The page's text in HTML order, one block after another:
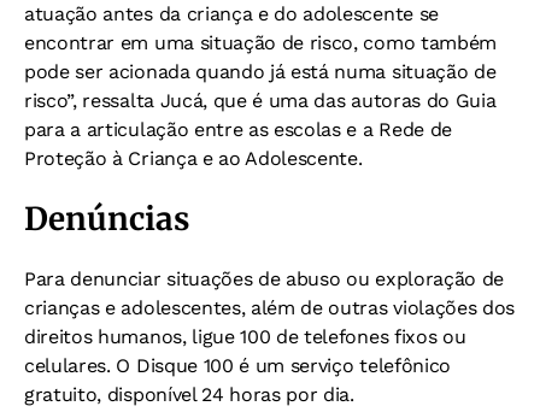
atuação antes da criança e do adolescente se
encontrar em uma situação de risco, como também
pode ser acionada quando já está numa situação de
risco”, ressalta Jucá, que é uma das autoras do Guia
para a articulação entre as escolas e a Rede de
Proteção à Criança e ao Adolescente.
Denúncias
Para denunciar situações de abuso ou exploração de
crianças e adolescentes, além de outras violações dos
direitos humanos, ligue 100 de telefones fixos ou
celulares. O Disque 100 é um serviço telefônico
gratuito, disponível 24 horas por dia.